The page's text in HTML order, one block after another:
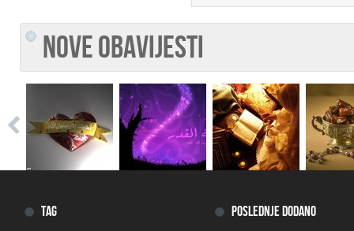
NOVE OBAVIJESTI
TAG POSLEDNJE DODANO